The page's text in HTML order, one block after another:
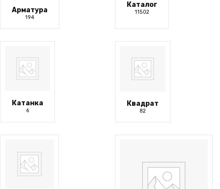
Арматура
194
Каталог
11502
Катанка
6
Квадрат
82